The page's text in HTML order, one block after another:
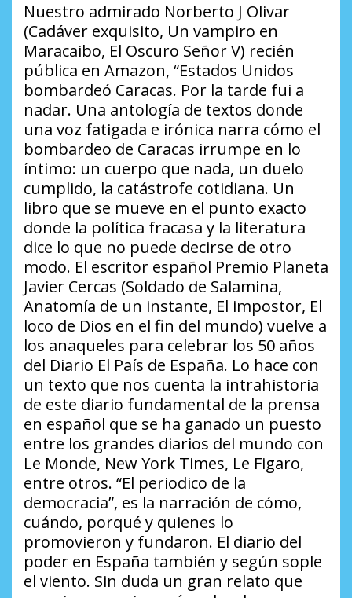
Nuestro admirado Norberto J Olivar
(Cadáver exquisito, Un vampiro en
Maracaibo, El Oscuro Señor V) recién
pública en Amazon, “Estados Unidos
bombardeó Caracas. Por la tarde fui a
nadar. Una antología de textos donde
una voz fatigada e irónica narra cómo el
bombardeo de Caracas irrumpe en lo
íntimo: un cuerpo que nada, un duelo
cumplido, la catástrofe cotidiana. Un
libro que se mueve en el punto exacto
donde la política fracasa y la literatura
dice lo que no puede decirse de otro
modo. El escritor español Premio Planeta
Javier Cercas (Soldado de Salamina,
Anatomía de un instante, El impostor, El
loco de Dios en el fin del mundo) vuelve a
los anaqueles para celebrar los 50 años
del Diario El País de España. Lo hace con
un texto que nos cuenta la intrahistoria
de este diario fundamental de la prensa
en español que se ha ganado un puesto
entre los grandes diarios del mundo con
Le Monde, New York Times, Le Figaro,
entre otros. “El periodico de la
democracia”, es la narración de cómo,
cuándo, porqué y quienes lo
promovieron y fundaron. El diario del
poder en España también y según sople
el viento. Sin duda un gran relato que